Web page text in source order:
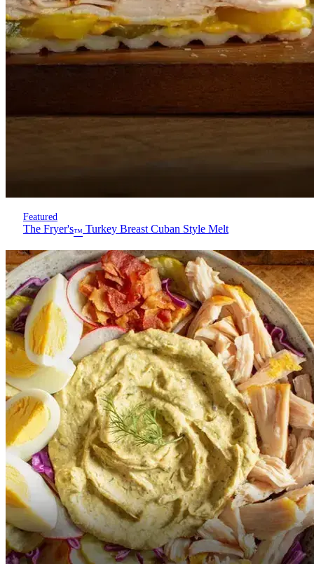
Featured
The Fryer's™ Turkey Breast Cuban Style Melt